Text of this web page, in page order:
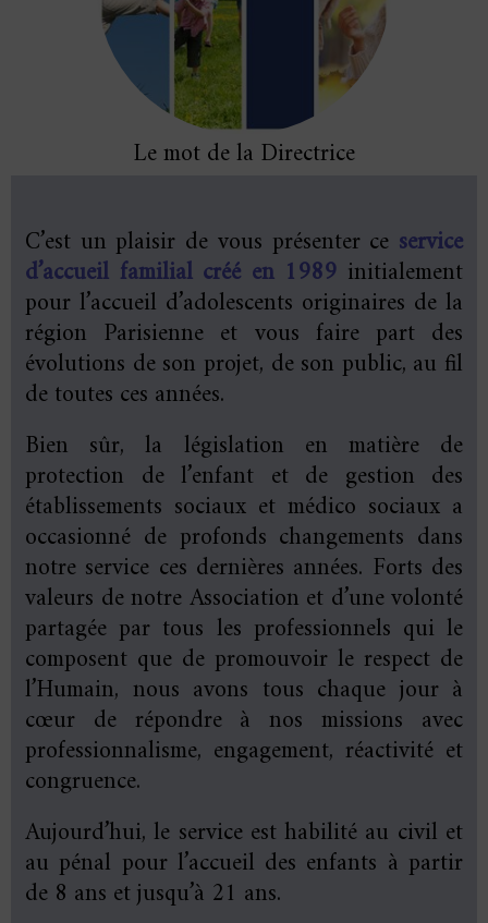
Le mot de la Directrice
C’est un plaisir de vous présenter ce service
d’accueil familial créé en 1989 initialement
pour l’accueil d’adolescents originaires de la
région Parisienne et vous faire part des
évolutions de son projet, de son public, au fil
de toutes ces années.
Bien sûr, la législation en matière de
protection de l’enfant et de gestion des
établissements sociaux et médico sociaux a
occasionné de profonds changements dans
notre service ces dernières années. Forts des
valeurs de notre Association et d’une volonté
partagée par tous les professionnels qui le
composent que de promouvoir le respect de
l’Humain, nous avons tous chaque jour à
cœur de répondre à nos missions avec
professionnalisme, engagement, réactivité et
congruence.
Aujourd’hui, le service est habilité au civil et
au pénal pour l’accueil des enfants à partir
de 8 ans et jusqu’à 21 ans.